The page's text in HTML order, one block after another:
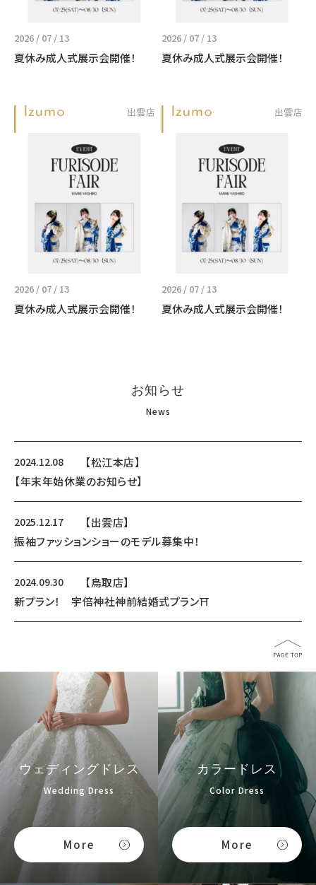
2026 / 07 / 13
夏休み成人式展示会開催！
2026 / 07 / 13
夏休み成人式展示会開催！
2026 / 07 / 13
夏休み成人式展示会開催！
2026 / 07 / 13
夏休み成人式展示会開催！
お知らせ
News
2024.12.08
【松江本店】
【年末年始休業のお知らせ】
2025.12.17
【出雲店】
振袖ファッションショーのモデル募集中！
2024.09.30
【鳥取店】
新プラン！ 宇倍神社神前結婚式プラン⛩️
ウェディングドレス
Wedding Dress
More
カラードレス
Color Dress
More